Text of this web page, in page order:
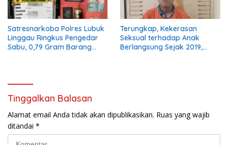
Satresnarkoba Polres Lubuk
Linggau Ringkus Pengedar
Sabu, 0,79 Gram Barang
Terungkap, Kekerasan
Seksual terhadap Anak
Berlangsung Sejak 2019,
Tinggalkan Balasan
Alamat email Anda tidak akan dipublikasikan. Ruas yang wajib
ditandai *